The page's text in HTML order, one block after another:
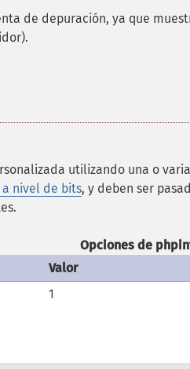
de depuración, ya que
utilizando una o
nivel de bits, y deben ser
Opciones de
Valor
1